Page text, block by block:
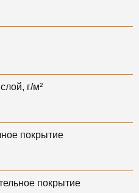
г/м²
покрытие
покрытие